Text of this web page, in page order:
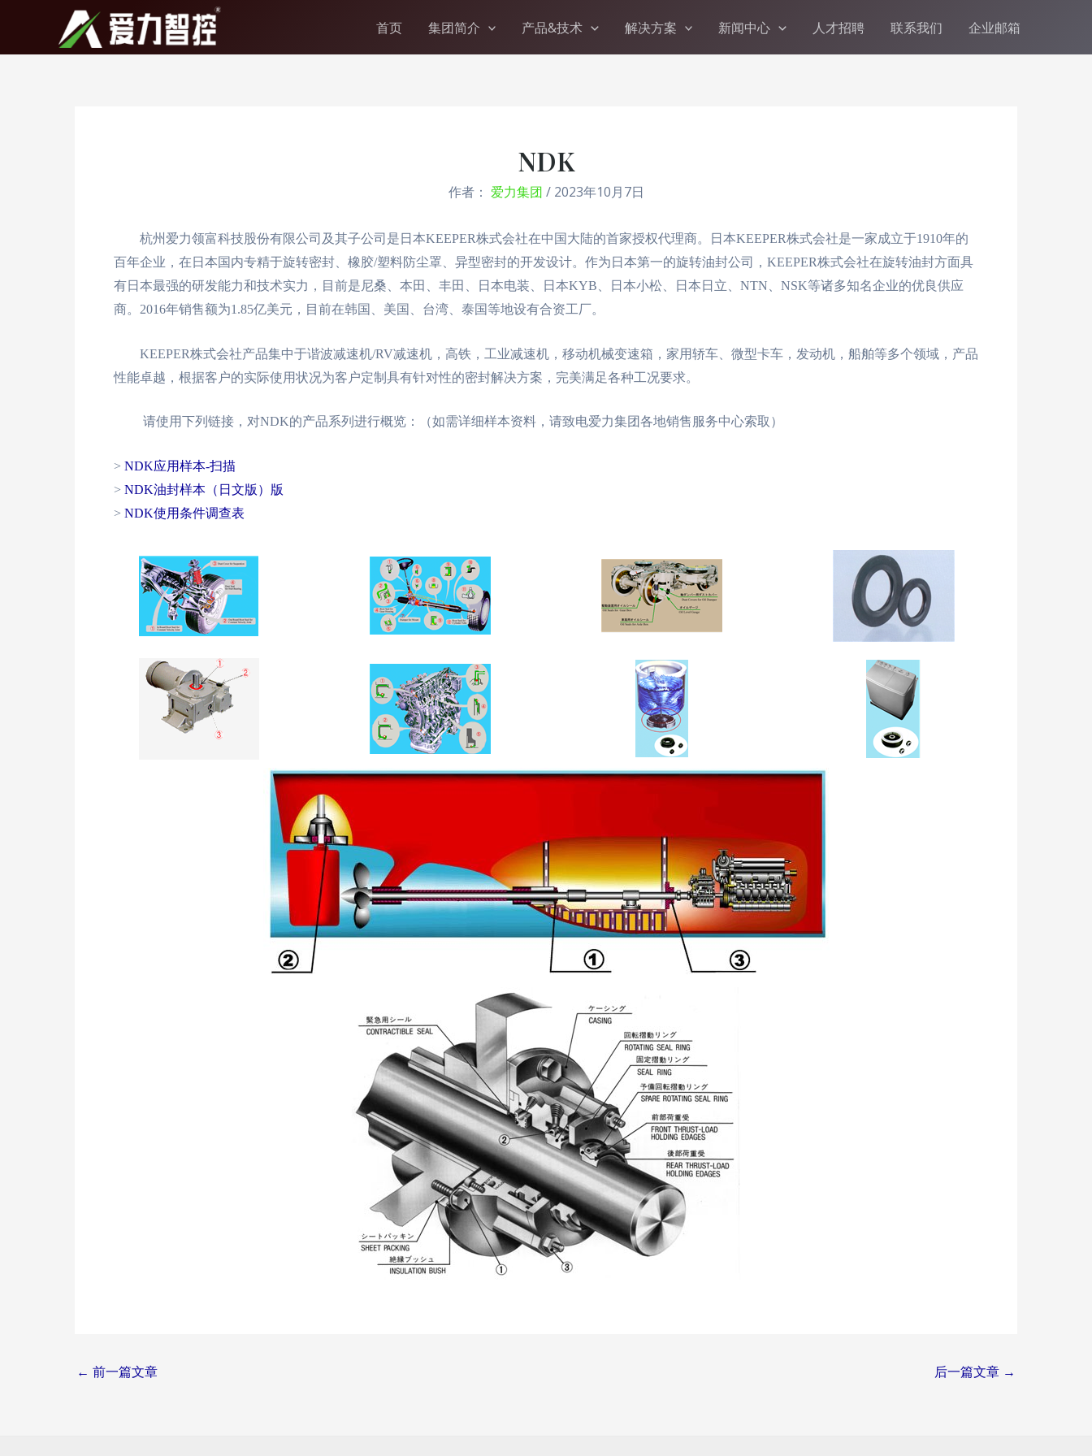
内
首页 集团简介 产品&技术 解决方案 新闻中心 人才招聘 联系我们 企业邮箱
NDK
作者： 爱力集团 / 2023年10月7日
杭州爱力领富科技股份有限公司及其子公司是日本KEEPER株式会社在中国大陆的首家授权代理商。日本KEEPER株式会社是一家成立于1910年的
百年企业，在日本国内专精于旋转密封、橡胶/塑料防尘罩、异型密封的开发设计。作为日本第一的旋转油封公司，KEEPER株式会社在旋转油封方面具
有日本最强的研发能力和技术实力，目前是尼桑、本田、丰田、日本电装、日本KYB、日本小松、日本日立、NTN、NSK等诸多知名企业的优良供应
商。2016年销售额为1.85亿美元，目前在韩国、美国、台湾、泰国等地设有合资工厂。
KEEPER株式会社产品集中于谐波减速机/RV减速机，高铁，工业减速机，移动机械变速箱，家用轿车、微型卡车，发动机，船舶等多个领域，产品
性能卓越，根据客户的实际使用状况为客户定制具有针对性的密封解决方案，完美满足各种工况要求。
请使用下列链接，对NDK的产品系列进行概览：（如需详细样本资料，请致电爱力集团各地销售服务中心索取）
> NDK应用样本-扫描
> NDK油封样本（日文版）版
> NDK使用条件调查表
Post
← 前一篇文章 后一篇文章 →